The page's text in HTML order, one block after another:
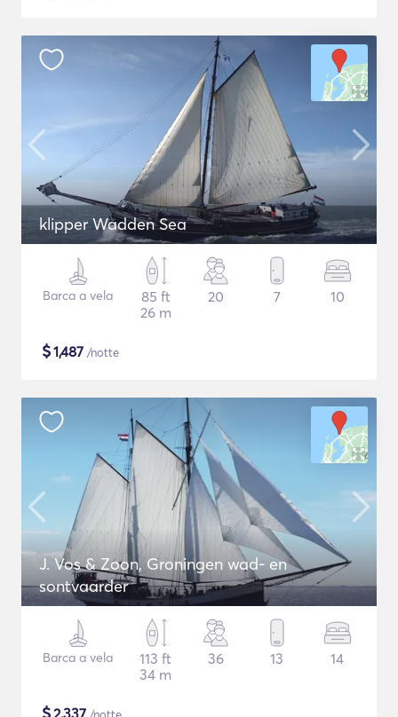
klipper Wadden Sea
Barca a vela
85 ft
26 m
20 7 10
$1,487 /notte
J. Vos & Zoon, Groningen wad- en
sontvaarder
Barca a vela
113 ft
34 m
36 13 14
2,337